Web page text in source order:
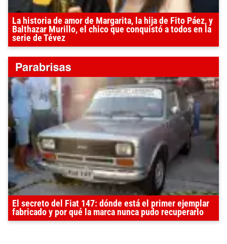
La historia de amor de Margarita, la hija de Fito Páez, y
Balthazar Murillo, el chico que conquistó a todos en la
serie de Tévez
El secreto del Fiat 147: dónde está el primer ejemplar
fabricado y por qué la marca nunca pudo recuperarlo